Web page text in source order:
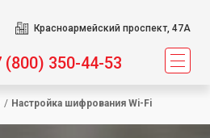
Красноармейский проспект, 47А
(800) 350-44-53
/ Настройка шифрования Wi-Fi